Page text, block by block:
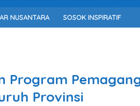
NUSANTARA SOSOK INSPIRATIF
Program
Provinsi